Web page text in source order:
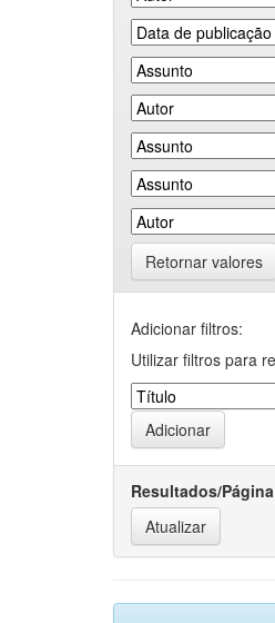
Retornar valores
Adicionar filtros:
Utilizar filtros para
Resultados/Página